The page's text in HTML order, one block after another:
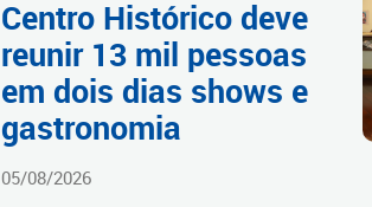
Centro Histórico deve
reunir 13 mil pessoas
em dois dias shows e
gastronomia
05/08/2026